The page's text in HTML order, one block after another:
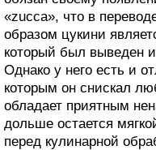
«zucca», что в
образом цукини
который был выведен
Однако у него есть и
которым он снискал
обладает приятным
дольше остается
перед кулинарной